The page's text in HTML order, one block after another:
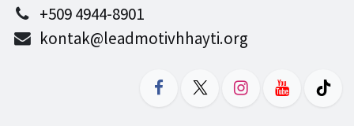
+509 4944-8901
kontak@leadmotivhhayti.org